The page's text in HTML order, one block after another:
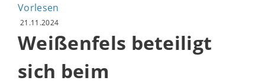
Vorlesen
21.11.2024
Weißenfels beteiligt
sich beim